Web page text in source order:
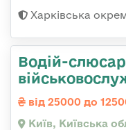
Харківська
Водій-
від 25000 до
Київ, Київська